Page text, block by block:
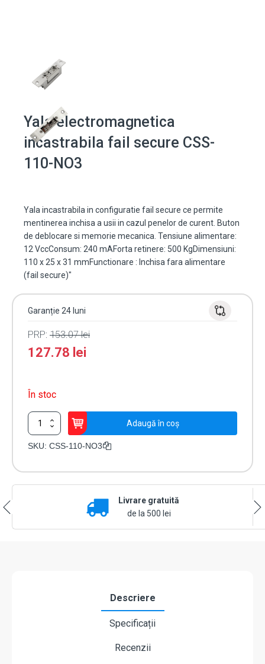
Yala electromagnetica
incastrabila fail secure CSS-
110-NO3
Yala incastrabila in configuratie fail secure ce permite
mentinerea inchisa a usii in cazul penelor de curent. Buton
de deblocare si memorie mecanica. Tensiune alimentare:
12 VccConsum: 240 mAForta retinere: 500 KgDimensiuni:
110 x 25 x 31 mmFunctionare : Inchisa fara alimentare
(fail secure)"
Garanție 24 luni
PRP: 153.07lei
127.78 lei
În stoc
Cantitate
Yala
electromagnetica
Adaugă în coș
SKU: CSS-110-NO3
Livrare gratuită
de la 500 lei
Descriere
Specificații
Recenzii